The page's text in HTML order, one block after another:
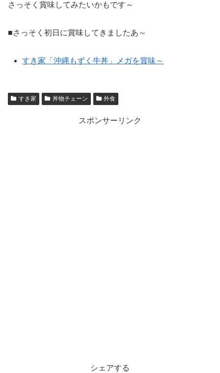
さっそく賞味してみたいかもです～
■さっそく初日に賞味してきましたあ～
すき家「沖縄もずく牛丼」メガを賞味～
すき家 丼物チェーン 外食
スポンサーリンク
シェアする